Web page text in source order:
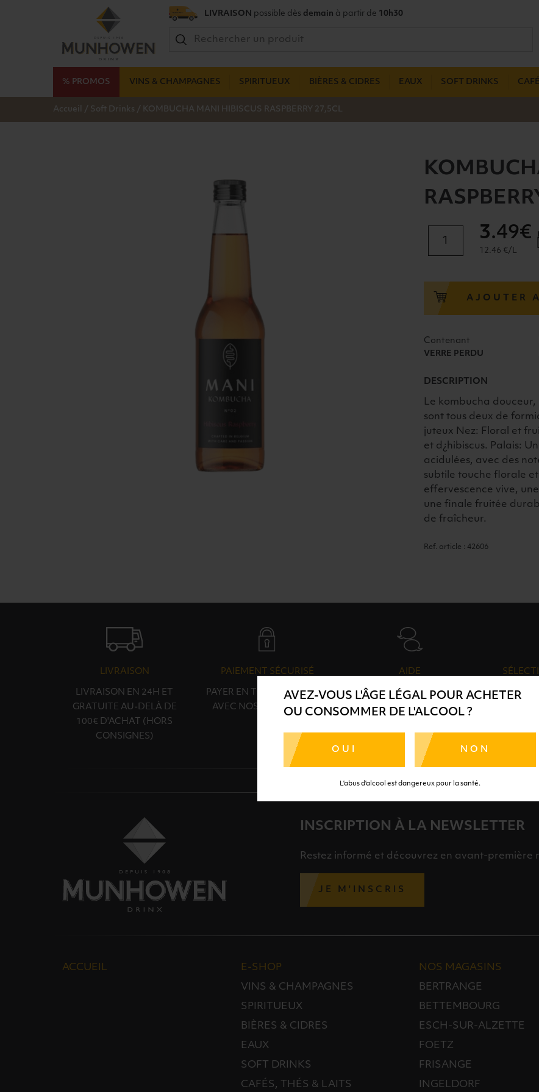
AVEZ-VOUS L'ÂGE LÉGAL POUR ACHETER
OU CONSOMMER DE L'ALCOOL ?
OUI NON
L’abus d’alcool est dangereux pour la santé.
LIVRAISON possible dès demain à partir de 10h30
% PROMOS VINS & CHAMPAGNES SPIRITUEUX BIÈRES & CIDRES EAUX SOFT DRINKS
Accueil / Soft Drinks / KOMBUCHA MANI HIBISCUS RASPBERRY 27,5CL
HIBISCUS
RASPBERRY
3.49€
12.46 €/L
AJOUTER
Contenant
VERRE PERDU
DESCRIPTION
Le kombucha
sont tous deux de
juteux Nez: Floral et
et d¿hibiscus. Palais:
acidulées, avec des
subtile touche florale
effervescence vive,
une finale fruitée
de fraîcheur.
Ref. article : 42606
LIVRAISON
LIVRAISON EN 24H ET
GRATUITE AU-DELÀ DE
100€ D'ACHAT (HORS
CONSIGNES)
PAIEMENT SÉCURISÉ
PAYER EN TOUTE SÉRÉNITÉ
AVEC NOS PARTENAIRES
AIDE
NOS CONSEILLERS SONT À
VOTRE DISPOSITION
DES
INSCRIPTION À LA NEWSLETTER
Restez informé et découvrez en avant-première
JE M'INSCRIS
ACCUEIL
E-SHOP
VINS & CHAMPAGNES
SPIRITUEUX
BIÈRES & CIDRES
EAUX
SOFT DRINKS
CAFÉS, THÉS & LAITS
NOS MAGASINS
BERTRANGE
BETTEMBOURG
ESCH-SUR-ALZETTE
FOETZ
FRISANGE
INGELDORF